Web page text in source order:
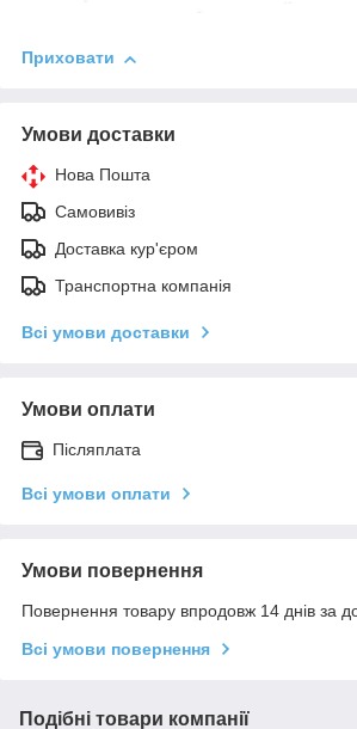
Приховати
Умови доставки
Нова Пошта
Самовивіз
Доставка кур'єром
Транспортна компанія
Всі умови доставки
Умови оплати
Післяплата
Всі умови оплати
Умови повернення
Повернення товару впродовж 14 днів за
Всі умови повернення
Подібні товари компанії